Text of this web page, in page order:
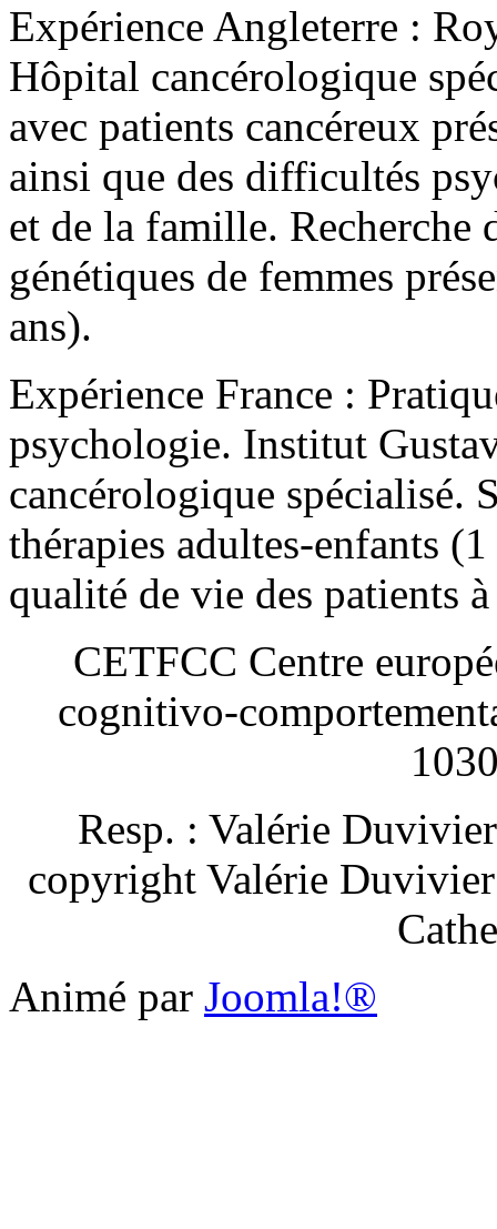
Expérience Angleterre :
Hôpital cancérologique
avec patients cancéreux
ainsi que des difficultés
et de la famille. Recherche
génétiques de femmes
ans).
Expérience France :
psychologie. Institut
cancérologique spécialisé.
thérapies adultes-enfants
qualité de vie des patients
CETFCC Centre
cognitivo-
Resp. : Valérie
copyright Valérie
Animé par Joomla!®